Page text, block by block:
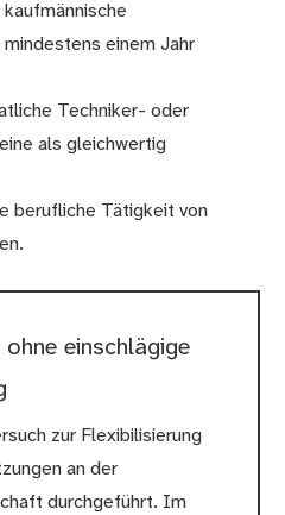
einem Jahr
Techniker- oder
als gleichwertig
berufliche Tätigkeit von
einschlägige
zur Flexibilisierung
an der
durchgeführt. Im